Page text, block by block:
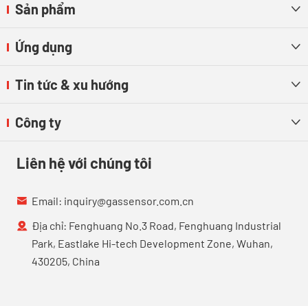
Sản phẩm 
Ứng dụng 
Tin tức & xu hướng 
Công ty 
Liên hệ với chúng tôi
 Email: inquiry@gassensor.com.cn
 Địa chỉ: Fenghuang No.3 Road, Fenghuang Industrial
Park, Eastlake Hi-tech Development Zone, Wuhan,
430205, China